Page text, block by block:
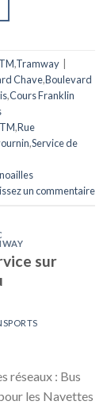
,Tramway
Chave,Boulevard
,Cours Franklin
,Rue
,Service de
un commentaire
sur
réseaux : Bus
les Navettes